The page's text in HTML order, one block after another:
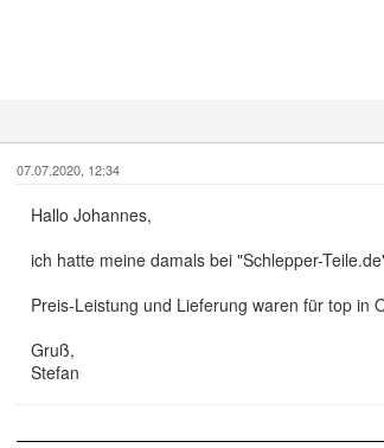
07.07.2020, 12:34
Hallo Johannes,
ich hatte meine damals bei "Schlepper-
Preis-Leistung und Lieferung waren für top in
Gruß,
Stefan